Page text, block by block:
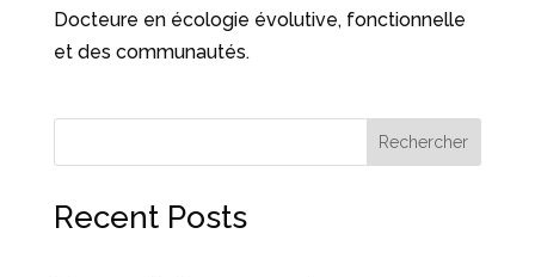
Docteure en écologie évolutive, fonctionnelle
et des communautés.
Rechercher
Recent Posts